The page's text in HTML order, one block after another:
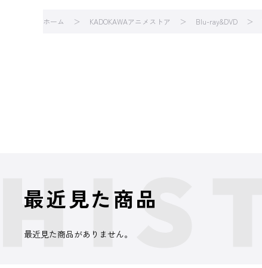
ホーム KADOKAWAアニメストア Blu-ray&DVD
最近見た商品
最近見た商品がありません。